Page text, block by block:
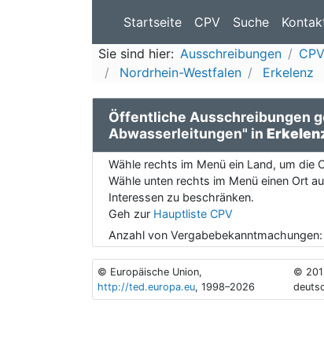
Startseite CPV Suche
Sie sind hier: Ausschreibungen
Nordrhein-Westfalen
Erkelenz
Öffentliche Ausschreibungen
Abwasserleitungen" in
Wähle rechts im Menü ein Land, um die
Wähle unten rechts im Menü einen Ort
Interessen zu beschränken.
Geh zur Hauptliste CPV
Anzahl von Vergabebekanntmachungen:
© Europäische Union,
http://ted.europa.eu, 1998–2026
©